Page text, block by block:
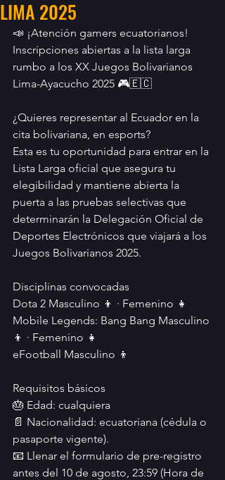
LIMA 2025
📣 ¡Atención gamers ecuatorianos!
Inscripciones abiertas a la lista larga
rumbo a los XX Juegos Bolivarianos
Lima-Ayacucho 2025 🎮🇪🇨
¿Quieres representar al Ecuador en la
cita bolivariana, en esports?
Esta es tu oportunidad para entrar en la
Lista Larga oficial que asegura tu
elegibilidad y mantiene abierta la
puerta a las pruebas selectivas que
determinarán la Delegación Oficial de
Deportes Electrónicos que viajará a los
Juegos Bolivarianos 2025.
Disciplinas convocadas
Dota 2 Masculino 👦 · Femenino 👧
Mobile Legends: Bang Bang Masculino
👦 · Femenino 👧
eFootball Masculino 👦
Requisitos básicos
🎂 Edad: cualquiera
📄 Nacionalidad: ecuatoriana (cédula o
pasaporte vigente).
📧 Llenar el formulario de pre-registro
antes del 10 de agosto, 23:59 (Hora de